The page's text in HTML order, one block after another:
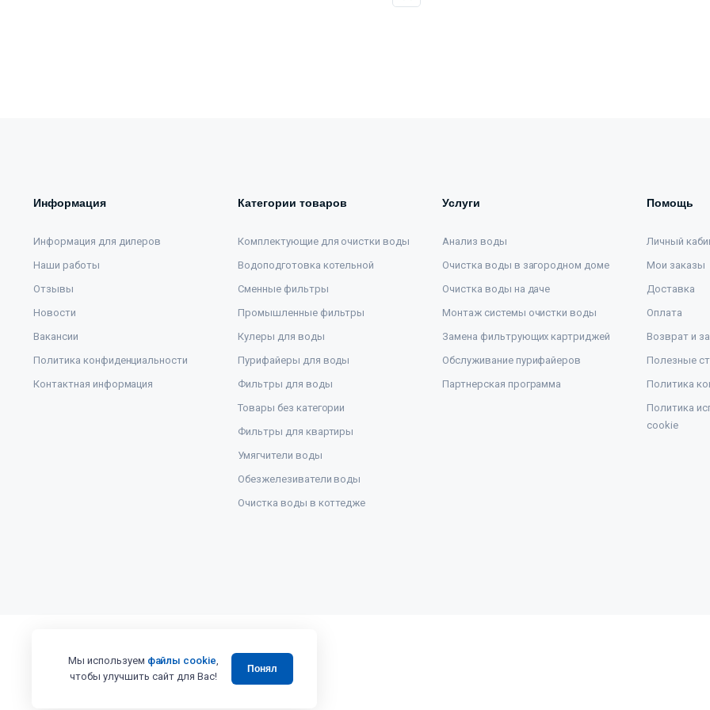
Информация
Информация для дилеров
Наши работы
Отзывы
Новости
Вакансии
Политика конфиденциальности
Контактная информация
Категории товаров
Комплектующие для очистки воды
Водоподготовка котельной
Сменные фильтры
Промышленные фильтры
Кулеры для воды
Пурифайеры для воды
Фильтры для воды
Товары без категории
Фильтры для квартиры
Умягчители воды
Обезжелезиватели воды
Очистка воды в коттедже
Услуги
Анализ воды
Очистка воды в загородном доме
Очистка воды на даче
Монтаж системы очистки воды
Замена фильтрующих картриджей
Обслуживание пурифайеров
Партнерская программа
Помощь
Личный
Мои заказы
Доставка
Оплата
Возврат и
Полезные
Политика
Политика
cookie
Мы используем файлы cookie,
чтобы улучшить сайт для Вас!
Понял